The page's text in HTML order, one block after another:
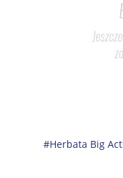
#Herbata Big